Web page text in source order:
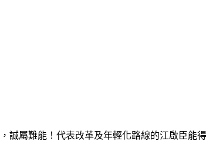
誠屬難能！代表改革及年輕化路線的江啟臣能